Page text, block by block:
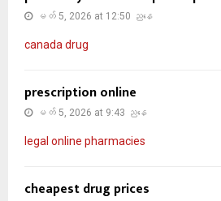
မတ် 5, 2026 at 12:50 ညနေ
canada drug
prescription online
မတ် 5, 2026 at 9:43 ညနေ
legal online pharmacies
cheapest drug prices